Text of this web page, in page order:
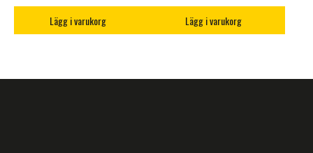
Lägg i varukorg Lägg i varukorg